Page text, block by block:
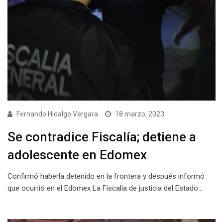
Fernando Hidalgo Vergara 18 marzo, 2023
Se contradice Fiscalía; detiene a
adolescente en Edomex
Confirmó haberla detenido en la frontera y después informó
que ocurrió en el Edomex La Fiscalía de justicia del Estado…